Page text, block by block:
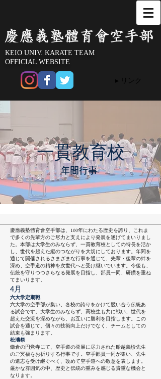
KEIO UNIV. KARATE TEAM
OFFICIAL WEBSITE
▸ リンク
​一貫教育校
​年間行事
慶應義塾體育會空手部は、100年にわたる歴史を誇り、これま
で多くの先輩方のご尽力と支えにより発展を遂げてまいりまし
た。本部は大学生のみならず、一貫教育校としての特長を活か
し、世代を超えた縦のつながりを大切にしております。年間を
通じて開催されるさまざまな行事を通じて、先輩・後輩の絆を
深め、空手道の精神を次世代へと受け継いでいます。今後も、
伝統を守りつつさらなる発展を目指し、部員一同、研鑽を重ね
てまいります。​
4月
六大学定期戦
六大学の空手部が集い、各校の誇りをかけて競い合う伝統あ
る試合です。大学生のみならず、高校生も共に戦い、世代を
超えた交流を深めながら、お互いに勝利を目指します。この
試合を通じて、個々の技術向上だけでなく、チームとしての
結束も強まります。
松濤祭
鎌倉の円覚寺にて、空手道の発展に尽力された船越義珍先生
のご冥福をお祈りする行事です。空手部員一同が集い、先生
の遺志を受け継ぐべく、改めて空手道への敬意を表します。
厳かな雰囲気の中、歴史と伝統の重みを感じる貴重な機会と
なります。